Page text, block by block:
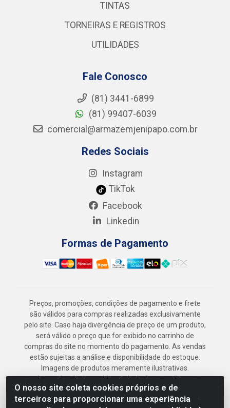
O nosso site coleta cookies próprios e de
terceiros para proporcionar uma experiência
TINTAS
TORNEIRAS E REGISTROS
UTILIDADES
Fale Conosco
(81) 3441-6899
(81) 99407-6039
comercial@armazemjenipapo.com.br
Redes Sociais
Instagram
TikTok
Facebook
Linkedin
Formas de Pagamento
Preços, promoções, condições de pagamento e frete
são válidos para compras realizadas exclusivamente
pelo site. Caso haja divergência de preço de um produto,
será válido o preço que for exibido no carrinho de
compras do site no momento do pagamento. As vendas
estão sujeitas a análise e disponibilidade do estoque.
Imagens de produtos meramente ilustrativas.
Armazém Jenipapo Materiais de Construção em
Geral LTDA - Rua das Flores, 2691 - Guabiraba,
Recife/PE - CEP 52.291-630 - CNPJ